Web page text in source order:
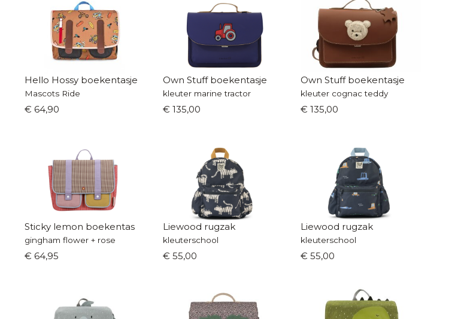
Hello Hossy boekentasje
Mascots Ride
€ 64,90
Own Stuff boekentasje
kleuter marine tractor
€ 135,00
Own Stuff boekentasje
kleuter cognac teddy
€ 135,00
Sticky lemon boekentas
gingham flower + rose
€ 64,95
Liewood rugzak
kleuterschool
€ 55,00
Liewood rugzak
kleuterschool
€ 55,00